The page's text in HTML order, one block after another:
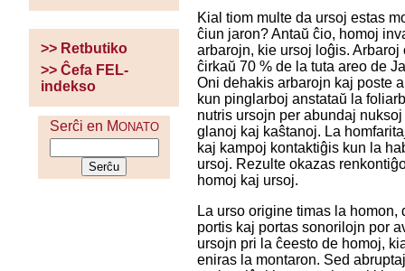
>> Retbutiko
>> Ĉefa FEL-
indekso
Serĉi en MONATO
Kial tiom multe da ursoj estas
ĉiun jaron? Antaŭ ĉio, homoj
arbarojn, kie ursoj loĝis. Arbaroj
ĉirkaŭ 70 % de la tuta areo de
Oni dehakis arbarojn kaj poste
kun pinglarboj anstataŭ la
nutris ursojn per abundaj
glanoj kaj kaŝtanoj. La
kaj kampoj kontaktiĝis kun la
ursoj. Rezulte okazas
homoj kaj ursoj.
La urso origine timas la homon,
portis kaj portas sonorilojn por
ursojn pri la ĉeesto de homoj,
eniras la montaron. Sed